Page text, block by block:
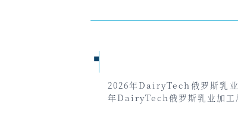
2026年DairyTech俄罗斯乳
年DairyTech俄罗斯乳业加工